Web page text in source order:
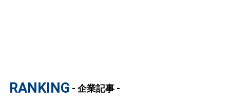
RANKING - 企業記事 -